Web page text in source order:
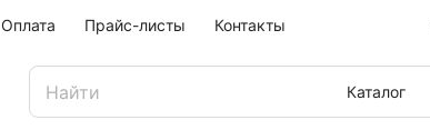
Оплата Прайс-листы Контакты
Каталог